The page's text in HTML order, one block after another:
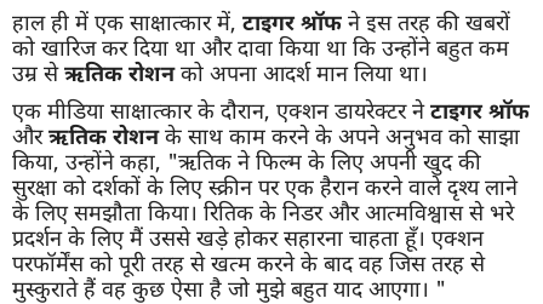
हाल ही में एक साक्षात्कार में, टाइगर श्रॉफ ने इस तरह की खबरों
को खारिज कर दिया था और दावा किया था कि उन्होंने बहुत कम
उम्र सेऋतिक रोशनको अपना आदर्श मान लिया था।
एक मीडिया साक्षात्कार के दौरान, एक्शन डायरेक्टर नेटाइगर श्रॉफ
औरऋतिक रोशनके साथ काम करने के अपने अनुभव को साझा
किया, उन्होंने कहा, "ऋतिक ने फिल्म के लिए अपनी खुद की
सुरक्षा को दर्शकों के लिए स्क्रीन पर एक हैरान करने वाले दृश्य लाने
के लिए समझौता किया। रितिक के निडर और आत्मविश्वास से भरे
प्रदर्शन के लिए मैं उससे खड़े होकर सहारना चाहता हूँ। एक्शन
परफॉर्मेंस को पूरी तरह से खत्म करने के बाद वह जिस तरह से
मुस्कुराते हैं वह कुछ ऐसा है जो मुझे बहुत याद आएगा। "